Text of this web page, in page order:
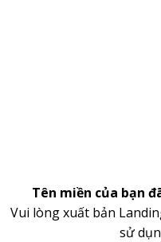
Tên miền của bạn
Vui lòng xuất bản
sử